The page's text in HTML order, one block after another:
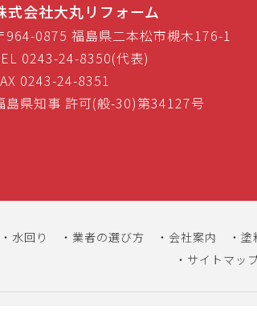
式会社大丸リフォーム
964-0875 福島県二本松市槻木176-1
0243-24-8350(代表)
0243-24-8351
島県知事 許可(般-30)第34127号
水回り 業者の選び方 会社案内 塗
サイトマッ